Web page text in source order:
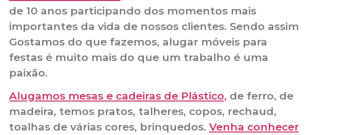
de 10 anos participando dos momentos mais
importantes da vida de nossos clientes. Sendo assim
Gostamos do que fazemos, alugar móveis para
festas é muito mais do que um trabalho é uma
paixão.
Alugamos mesas e cadeiras de Plástico, de ferro, de
madeira, temos pratos, talheres, copos, rechaud,
toalhas de várias cores, brinquedos. Venha conhecer